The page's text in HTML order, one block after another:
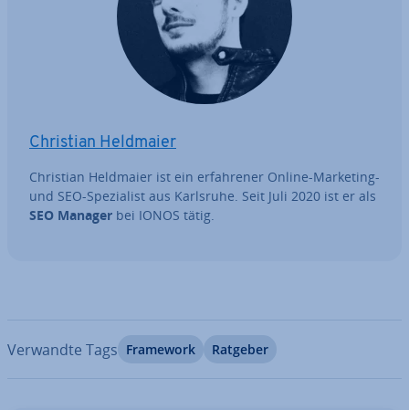
Christian Heldmaier
Christian Heldmaier ist ein er­fah­re­ner Online-Marketing-
und SEO-Spe­zia­list aus Karlsruhe. Seit Juli 2020 ist er als
SEO Manager bei IONOS tätig.
Verwandte Tags Framework Ratgeber